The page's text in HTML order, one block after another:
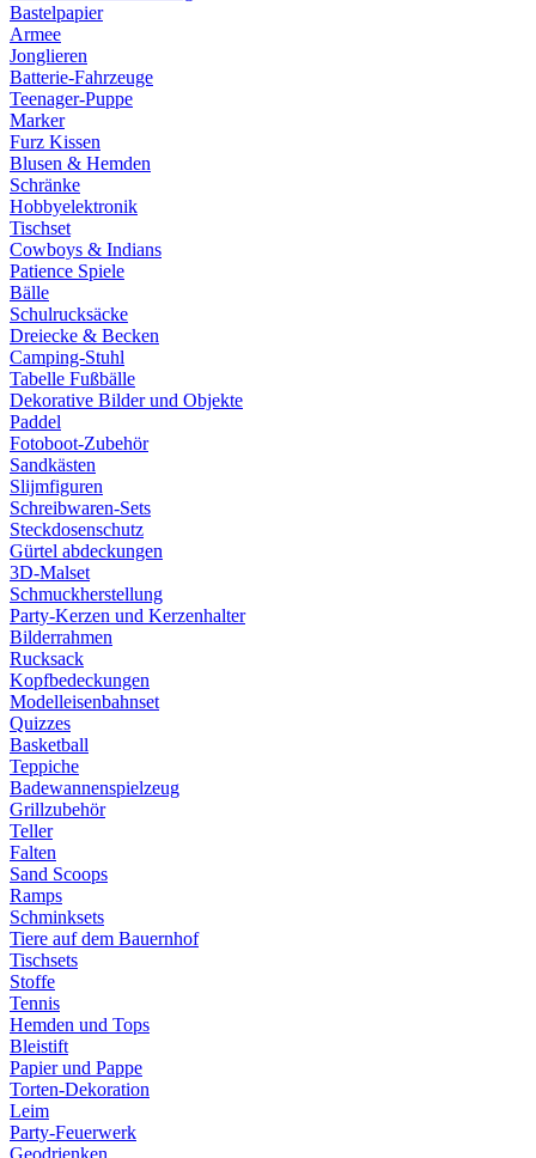
Bastelpapier
Armee
Jonglieren
Batterie-Fahrzeuge
Teenager-Puppe
Marker
Furz Kissen
Blusen & Hemden
Schränke
Hobbyelektronik
Tischset
Cowboys & Indians
Patience Spiele
Bälle
Schulrucksäcke
Dreiecke & Becken
Camping-Stuhl
Tabelle Fußbälle
Dekorative Bilder und Objekte
Paddel
Fotoboot-Zubehör
Sandkästen
Slijmfiguren
Schreibwaren-Sets
Steckdosenschutz
Gürtel abdeckungen
3D-Malset
Schmuckherstellung
Party-Kerzen und Kerzenhalter
Bilderrahmen
Rucksack
Kopfbedeckungen
Modelleisenbahnset
Quizzes
Basketball
Teppiche
Badewannenspielzeug
Grillzubehör
Teller
Falten
Sand Scoops
Ramps
Schminksets
Tiere auf dem Bauernhof
Tischsets
Stoffe
Tennis
Hemden und Tops
Bleistift
Papier und Pappe
Torten-Dekoration
Leim
Party-Feuerwerk
Geodrienken